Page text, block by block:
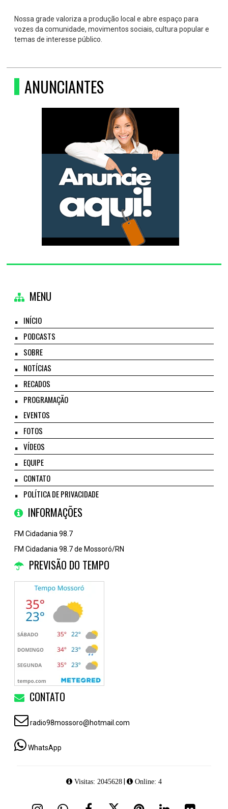
Nossa grade valoriza a produção local e abre espaço para
vozes da comunidade, movimentos sociais, cultura popular e
temas de interesse público.
ANUNCIANTES
MENU
INÍCIO
PODCASTS
SOBRE
NOTÍCIAS
RECADOS
PROGRAMAÇÃO
EVENTOS
FOTOS
VÍDEOS
EQUIPE
CONTATO
POLÍTICA DE PRIVACIDADE
INFORMAÇÕES
FM Cidadania 98.7
FM Cidadania 98.7 de Mossoró/RN
PREVISÃO DO TEMPO
CONTATO
radio98mossoro@hotmail.com
WhatsApp
Visitas: 2045628| Online: 4